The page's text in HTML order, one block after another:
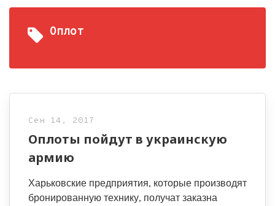
Оплот
Сен 14, 2017
Оплоты пойдут в украинскую
армию
Харьковские предприятия, которые производят
бронированную технику, получат заказна